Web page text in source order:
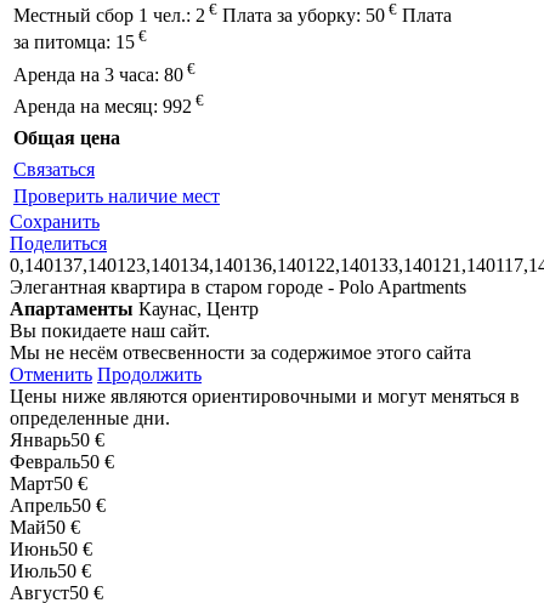
Местный сбор 1 чел.: 2 € Плата за уборку: 50 € Плата
за питомца: 15 €
Аренда на 3 часа: 80 €
Аренда на месяц: 992 €
Общая цена
Связаться
Проверить наличие мест
Сохранить
Поделиться
Элегантная квартира в старом городе - Polo Apartments
Апартаменты Каунас, Центр
Вы покидаете наш сайт.
Мы не несём отвесвенности за содержимое этого сайта
Отменить Продолжить
Цены ниже являются ориентировочными и могут меняться в
определенные дни.
Январь50 €
Февраль50 €
Март50 €
Апрель50 €
Май50 €
Июнь50 €
Июль50 €
Август50 €